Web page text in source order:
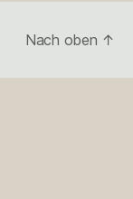
Nach oben ↑